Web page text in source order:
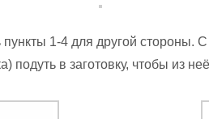
пункты 1-4 для другой стороны.
подуть в заготовку, чтобы из